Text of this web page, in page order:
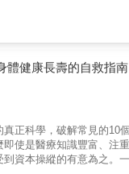
在打造一個能再次活得
蔡泊意（振興醫院復健
體健康長壽的自救指南
真正科學，破解常見的
是醫療知識豐富、注
資本操縱的有意為之。